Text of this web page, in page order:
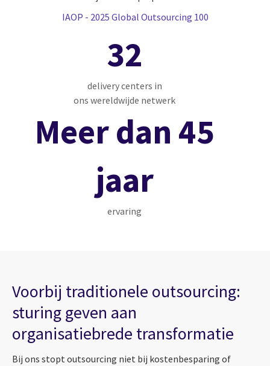
IAOP - 2025 Global Outsourcing 100
32
delivery centers in
ons wereldwijde netwerk
Meer dan 45
jaar
ervaring
Voorbij traditionele outsourcing:
sturing geven aan
organisatiebrede transformatie
Bij ons stopt outsourcing niet bij kostenbesparing of